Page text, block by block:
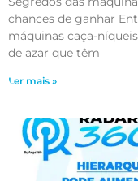
chances de ganhar
máquinas caça-
de azar que têm
Ler mais »